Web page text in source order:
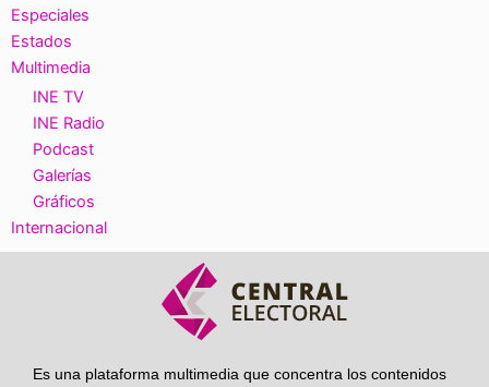
Especiales
Estados
Multimedia
INE TV
INE Radio
Podcast
Galerías
Gráficos
Internacional
Es una plataforma multimedia que concentra los contenidos